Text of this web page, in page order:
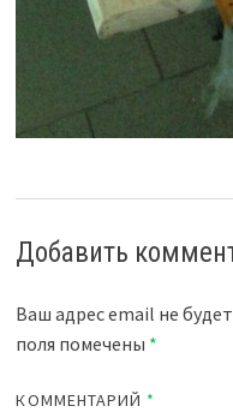
Добавить
Ваш адрес email не
поля помечены *
КОММЕНТАРИЙ *